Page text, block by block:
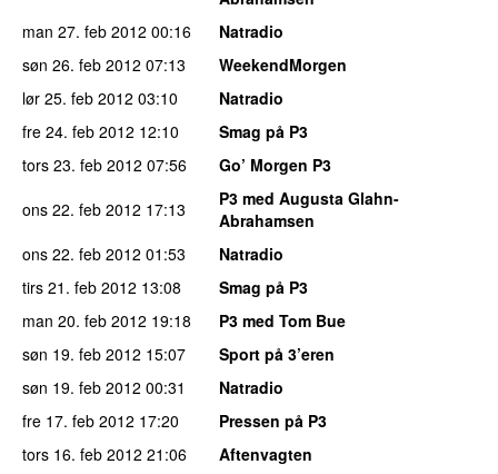
man 27. feb 2012 00:16
Natradio
søn 26. feb 2012 07:13
WeekendMorgen
lør 25. feb 2012 03:10
Natradio
fre 24. feb 2012 12:10
Smag på P3
tors 23. feb 2012 07:56
Go’ Morgen P3
ons 22. feb 2012 17:13
P3 med Augusta Glahn-
Abrahamsen
ons 22. feb 2012 01:53
Natradio
tirs 21. feb 2012 13:08
Smag på P3
man 20. feb 2012 19:18
P3 med Tom Bue
søn 19. feb 2012 15:07
Sport på 3’eren
søn 19. feb 2012 00:31
Natradio
fre 17. feb 2012 17:20
Pressen på P3
tors 16. feb 2012 21:06
Aftenvagten